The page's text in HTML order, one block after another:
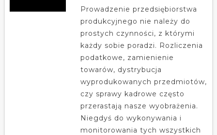
Prowadzenie przedsiębiorstwa
produkcyjnego nie należy do
prostych czynności, z którymi
każdy sobie poradzi. Rozliczenia
podatkowe, zamienienie
towarów, dystrybucja
wyprodukowanych przedmiotów,
czy sprawy kadrowe często
przerastają nasze wyobrażenia.
Niegdyś do wykonywania i
monitorowania tych wszystkich